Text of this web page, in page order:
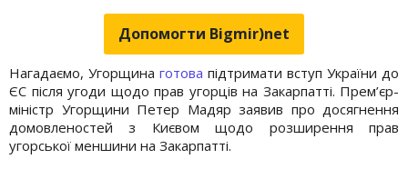
Допомогти Bigmir)net
Нагадаємо, Угорщина готова підтримати вступ України до
ЄС після угоди щодо прав угорців на Закарпатті. Прем’єр-
міністр Угорщини Петер Мадяр заявив про досягнення
домовленостей з Києвом щодо розширення прав
угорської меншини на Закарпатті.